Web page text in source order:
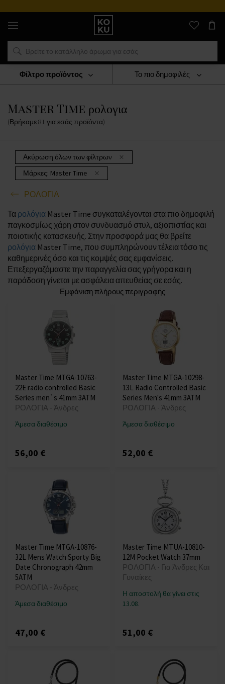
Αυθεντικά
αρώματα
και
ρολόγια
σε
μέρος
ΡΟΛΟΓΙΑ
Master Time Ρολογια
Master Time ρολογια
(Βρήκαμε81 για εσάς προϊόντα)
Το πιο δημοφιλές
Ακύρωση όλων των φίλτρων
Μάρκες: Master Time
ΡΟΛΟΓΙΑ
Φίλτρο προϊόντος
Τα ρολόγια Master Time συγκαταλέγονται στα πιο δημοφιλή
παγκοσμίως χάρη στον συνδυασμό στυλ, αξιοπιστίας και
ποιοτικής κατασκευής. Στην προσφορά μας θα βρείτε
ρολόγια Master Time, που συμπληρώνουν τέλεια τόσο τις
καθημερινές όσο και τις κομψές σας εμφανίσεις.
Επεξεργαζόμαστε την παραγγελία σας γρήγορα και η
παράδοση γίνεται με ασφάλεια απευθείας σε εσάς.
Εμφάνιση πλήρους περιγραφής
Master Time MTGA-10763-
22E radio controlled Basic
Series men`s 41mm 3ATM
ΡΟΛΟΓΙΑ - Άνδρες
Άμεσα διαθέσιμο
56,00 €
Master Time MTGA-10298-
13L Radio Controlled Basic
Series Men's 41mm 3ATM
ΡΟΛΟΓΙΑ - Άνδρες
Άμεσα διαθέσιμο
52,00 €
Master Time MTGA-10876-
32L Mens Watch Sporty Big
Date Chronograph 42mm
5ATM
ΡΟΛΟΓΙΑ - Άνδρες
Άμεσα διαθέσιμο
47,00 €
Master Time MTUA-10810-
12M Pocket Watch 37mm
ΡΟΛΟΓΙΑ - Για Άνδρες Και
Γυναίκες
Η αποστολή θα γίνει στις
13.08.
51,00 €